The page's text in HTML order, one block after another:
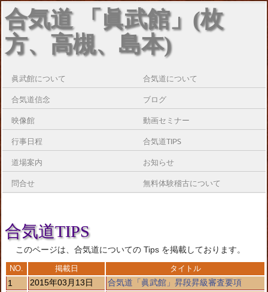
合気道 「眞武館」(枚
方、高槻、島本)
眞武館について 合気道について
合気道信念 ブログ
映像館 動画セミナー
行事日程 合気道TIPS
道場案内 お知らせ
問合せ 無料体験稽古について
合気道TIPS
このページは、合気道についての Tips を掲載しております。
NO. 掲載日 タイトル
1 2015年03月13日
合気道「眞武館」昇段昇級審査要項